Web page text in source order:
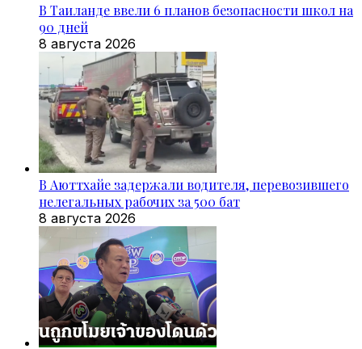
В Таиланде ввели 6 планов безопасности школ на
90 дней
8 августа 2026
В Аюттхайе задержали водителя, перевозившего
нелегальных рабочих за 500 бат
8 августа 2026